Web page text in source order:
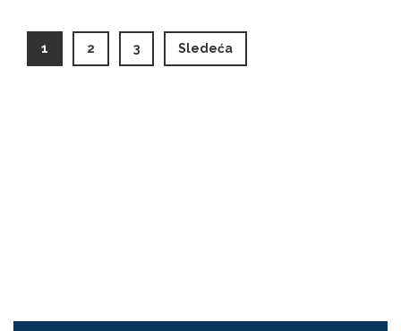
1 (current)
2 3 Sledeća